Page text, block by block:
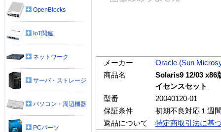
メーカー
Oracle (Sun
商品名
Solaris9 12/03 x86
イセンスセット
型番
20040120-01
保証条件
初期不良対応１週
返品について
特定商取引法に基
OpenBlocks
IoT関連
ネットワーク
サーバ・ストレージ
パソコン・周辺機器
PCパーツ